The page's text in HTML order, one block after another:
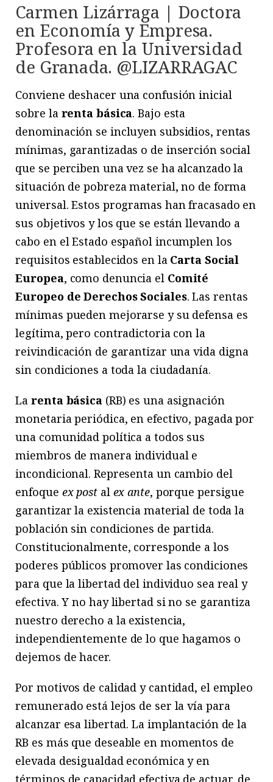
Carmen Lizárraga | Doctora
en Economía y Empresa.
Profesora en la Universidad
de Granada. @LIZARRAGAC
Conviene deshacer una confusión inicial
sobre la renta básica. Bajo esta
denominación se incluyen subsidios, rentas
mínimas, garantizadas o de inserción social
que se perciben una vez se ha alcanzado la
situación de pobreza material, no de forma
universal. Estos programas han fracasado en
sus objetivos y los que se están llevando a
cabo en el Estado español incumplen los
requisitos establecidos en la Carta Social
Europea, como denuncia el Comité
Europeo de Derechos Sociales. Las rentas
mínimas pueden mejorarse y su defensa es
legítima, pero contradictoria con la
reivindicación de garantizar una vida digna
sin condiciones a toda la ciudadanía.
Larenta básica(RB) es una asignación
monetaria periódica, en efectivo, pagada por
una comunidad política a todos sus
miembros de manera individual e
incondicional. Representa un cambio del
enfoque ex post alex ante, porque persigue
garantizar la existencia material de toda la
población sin condiciones de partida.
Constitucionalmente, corresponde a los
poderes públicos promover las condiciones
para que la libertad del individuo sea real y
efectiva. Y no hay libertad si no se garantiza
nuestro derecho a la existencia,
independientemente de lo que hagamos o
dejemos de hacer.
Por motivos de calidad y cantidad, el empleo
remunerado está lejos de ser la vía para
alcanzar esa libertad. La implantación de la
RB es más que deseable en momentos de
elevada desigualdad económica y en
términos de capacidad efectiva de actuar, de